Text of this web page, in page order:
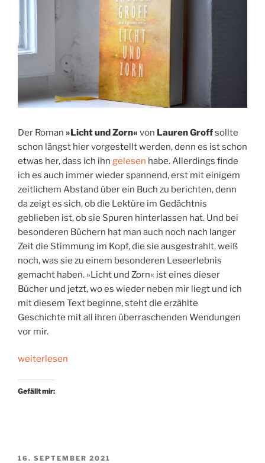
Der Roman »Licht und Zorn« von Lauren Groffsollte
schon längst hier vorgestellt werden, denn es ist schon
etwas her, dass ich ihn gelesen habe. Allerdings finde
ich es auch immer wieder spannend, erst mit einigem
zeitlichem Abstand über ein Buch zu berichten, denn
da zeigt es sich, ob die Lektüre im Gedächtnis
geblieben ist, ob sie Spuren hinterlassen hat. Und bei
besonderen Büchern hat man auch noch nach langer
Zeit die Stimmung im Kopf, die sie ausgestrahlt, weiß
noch, was sie zu einem besonderen Leseerlebnis
gemacht haben. »Licht und Zorn« ist eines dieser
Bücher und jetzt, wo es wieder neben mir liegt und ich
mit diesem Text beginne, steht die erzählte
Geschichte mit all ihren überraschenden Wendungen
vor mir.
„Schicksal
es
weiterlesen
Gefällt mir:
VERÖFFENTLICHT
16. SEPTEMBER 2021